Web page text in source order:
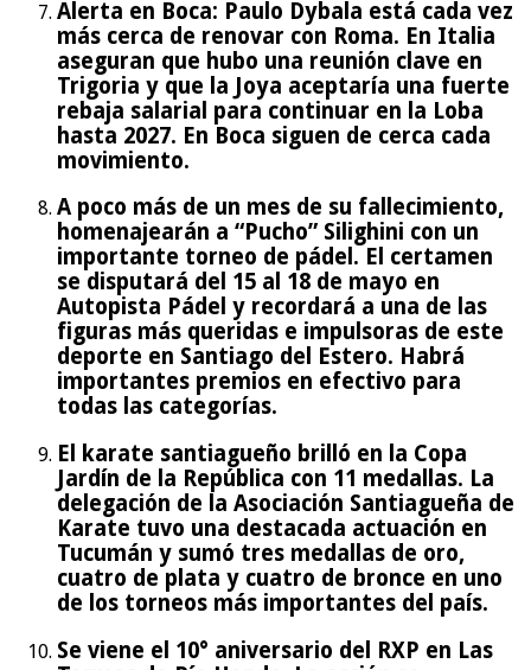
Alerta en Boca: Paulo Dybala está cada vez
más cerca de renovar con Roma. En Italia
aseguran que hubo una reunión clave en
Trigoria y que la Joya aceptaría una fuerte
rebaja salarial para continuar en la Loba
hasta 2027. En Boca siguen de cerca cada
movimiento.
A poco más de un mes de su fallecimiento,
homenajearán a “Pucho” Silighini con un
importante torneo de pádel. El certamen
se disputará del 15 al 18 de mayo en
Autopista Pádel y recordará a una de las
figuras más queridas e impulsoras de este
deporte en Santiago del Estero. Habrá
importantes premios en efectivo para
todas las categorías.
El karate santiagueño brilló en la Copa
Jardín de la República con 11 medallas. La
delegación de la Asociación Santiagueña de
Karate tuvo una destacada actuación en
Tucumán y sumó tres medallas de oro,
cuatro de plata y cuatro de bronce en uno
de los torneos más importantes del país.
Se viene el 10° aniversario del RXP en Las